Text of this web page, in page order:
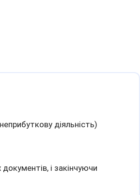
діяльність)
і закінчуючи